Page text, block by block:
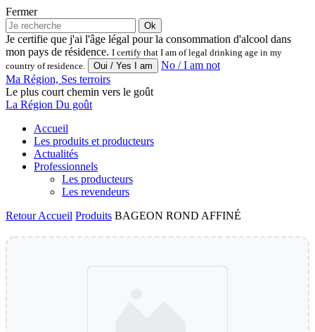
Fermer
Ok
Je certifie que j'ai l'âge légal pour la consommation d'alcool dans
mon pays de résidence. I certify that I am of legal drinking age in my
country of residence.
No / I am not
Ma Région, Ses terroirs
Le plus court chemin vers le goût
La Région Du goût
Accueil
Les produits et producteurs
Actualités
Professionnels
Les producteurs
Les revendeurs
RetourAccueil Produits BAGEON ROND AFFINÉ